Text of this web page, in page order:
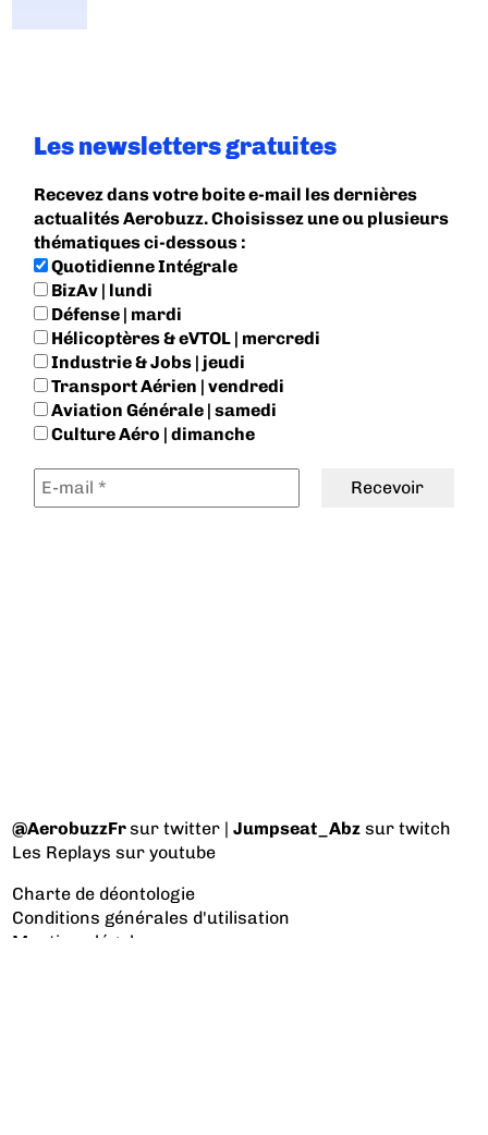
Les newsletters gratuites
Recevez dans votre boite e-mail les dernières
actualités Aerobuzz. Choisissez une ou plusieurs
thématiques ci-dessous :
Quotidienne Intégrale
BizAv | lundi
Défense | mardi
Hélicoptères & eVTOL | mercredi
Industrie & Jobs | jeudi
Transport Aérien | vendredi
Aviation Générale | samedi
Culture Aéro | dimanche
@AerobuzzFrsur twitter |Jumpseat_Abz sur twitch
Les Replays sur youtube
Charte de déontologie
Conditions générales d'utilisation
Mentions légales